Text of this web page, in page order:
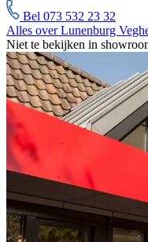
Bel 073 532 23 32
Alles over Lunenburg
Niet te bekijken in